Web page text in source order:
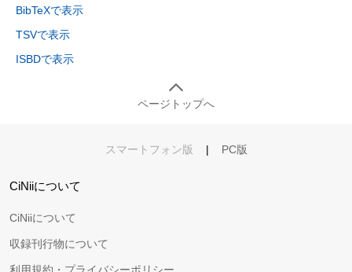
BibTeXで表示
TSVで表示
ISBDで表示
ページトップへ
スマートフォン版 | PC版
CiNiiについて
CiNiiについて
収録刊行物について